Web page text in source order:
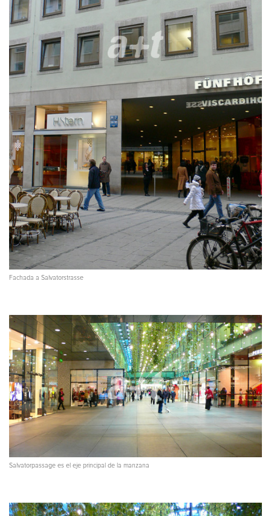
Fachada a Salvatorstrasse
Salvatorpassage es el eje principal de la manzana